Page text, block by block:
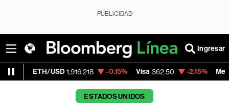
PUBLICIDAD
Ingresar
1,916.218 -0.15% Visa 362.50 -2.15% MercadoLibre
ESTADOS UNIDOS